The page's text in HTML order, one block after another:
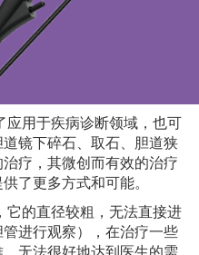
应用于疾病诊断领域，也可
镜下碎石、取石、胆道狭
疗，其微创而有效的治疗
了更多方式和可能。
它的直径较粗，无法直接进
进行观察），在治疗一些
无法很好地达到医生的需